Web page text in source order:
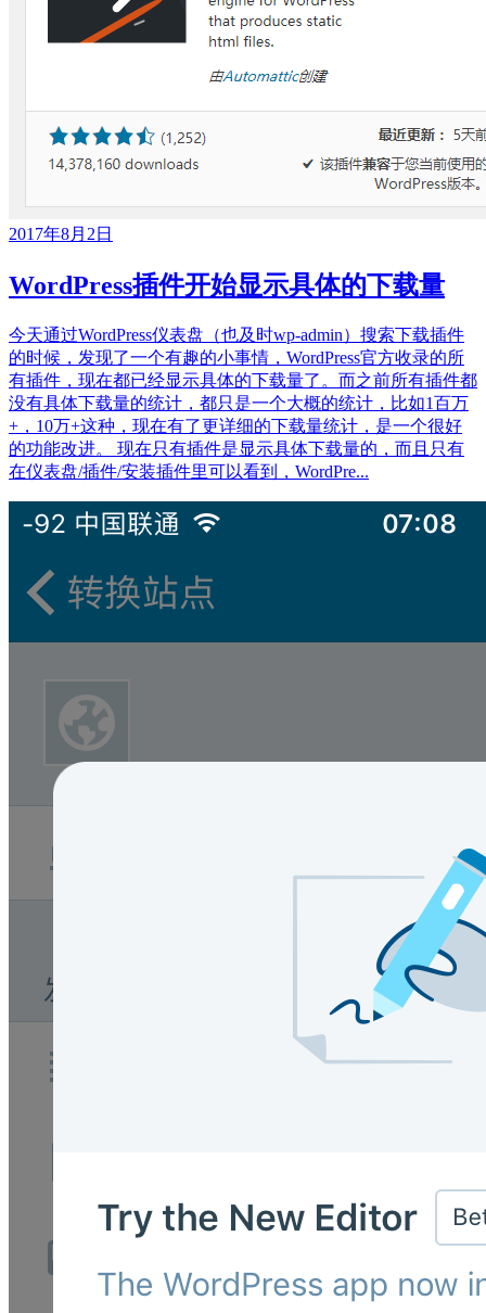
2017年8月2日
WordPress插件开始显示具体的下载量
今天通过WordPress仪表盘（也及时wp-admin）搜索下载插件
的时候，发现了一个有趣的小事情，WordPress官方收录的所
有插件，现在都已经显示具体的下载量了。而之前所有插件都
没有具体下载量的统计，都只是一个大概的统计，比如1百万
+，10万+这种，现在有了更详细的下载量统计，是一个很好
的功能改进。 现在只有插件是显示具体下载量的，而且只有
在仪表盘/插件/安装插件里可以看到，WordPre...